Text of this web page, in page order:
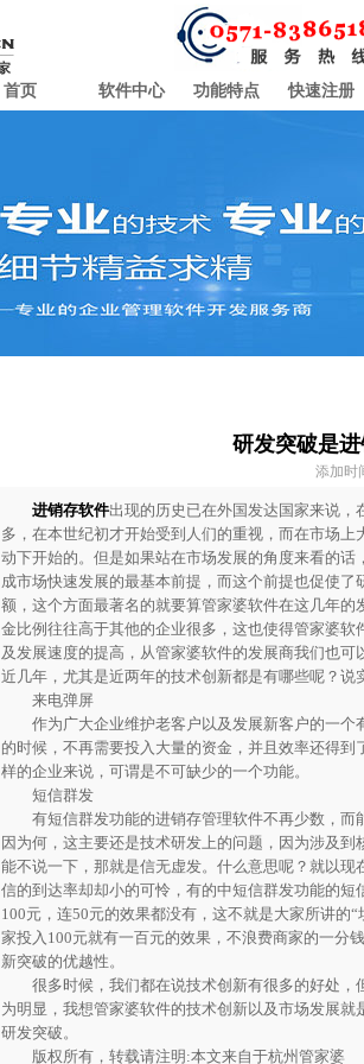
首页 软件中心 功能特点 快速注册
研发突破是
添加时
进销存软件出现的历史已在外国发达国家来说
多，在本世纪初才开始受到人们的重视，而在市场
动下开始的。但是如果站在市场发展的角度来看的
成市场快速发展的最基本前提，而这个前提也促使
额，这个方面最著名的就要算管家婆软件在这几年
金比例往往高于其他的企业很多，这也使得管家婆
及发展速度的提高，从管家婆软件的发展商我们也
近几年，尤其是近两年的技术创新都是有哪些呢？说
来电弹屏
作为广大企业维护老客户以及发展新客户的一个
的时候，不再需要投入大量的资金，并且效率还得
样的企业来说，可谓是不可缺少的一个功能。
短信群发
有短信群发功能的进销存管理软件不再少数，而
因为何，这主要还是技术研发上的问题，因为涉及
能不说一下，那就是信无虚发。什么意思呢？就以
信的到达率却却小的可怜，有的中短信群发功能的
100元，连50元的效果都没有，这不就是大家所讲的
家投入100元就有一百元的效果，不浪费商家的一分
新突破的优越性。
很多时候，我们都在说技术创新有很多的好处，
为明显，我想管家婆软件的技术创新以及市场发展
研发突破。
版权所有，转载请注明:本文来自于杭州管家婆